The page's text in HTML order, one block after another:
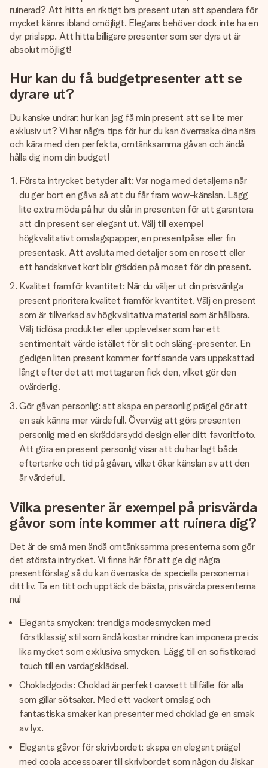
namn, ditt foto eller ett meddelande som verkligen berör
hennes hjärta. Inget krångel, bara med all kärlek för stunden.
ruinerad? Att hitta en riktigt bra present utan att spendera för
mycket känns ibland omöjligt. Elegans behöver dock inte ha en
dyr prislapp. Att hitta billigare presenter som ser dyra ut är
absolut möjligt!
Hur kan du få budgetpresenter att se
dyrare ut?
Du kanske undrar: hur kan jag få min present att se lite mer
exklusiv ut? Vi har några tips för hur du kan överraska dina nära
och kära med den perfekta, omtänksamma gåvan och ändå
hålla dig inom din budget!
Första intrycket betyder allt: Var noga med detaljerna när
du ger bort en gåva så att du får fram wow-känslan. Lägg
lite extra möda på hur du slår in presenten för att garantera
att din present ser elegant ut. Välj till exempel
högkvalitativt omslagspapper, en presentpåse eller fin
presentask. Att avsluta med detaljer som en rosett eller
ett handskrivet kort blir grädden på moset för din present.
Kvalitet framför kvantitet: När du väljer ut din prisvänliga
present prioritera kvalitet framför kvantitet. Välj en present
som är tillverkad av högkvalitativa material som är hållbara.
Välj tidlösa produkter eller upplevelser som har ett
sentimentalt värde istället för slit och släng-presenter. En
gedigen liten present kommer fortfarande vara uppskattad
långt efter det att mottagaren fick den, vilket gör den
ovärderlig.
Gör gåvan personlig: att skapa en personlig prägel gör att
en sak känns mer värdefull. Överväg att göra presenten
personlig med en skräddarsydd design eller ditt favoritfoto.
Att göra en present personlig visar att du har lagt både
eftertanke och tid på gåvan, vilket ökar känslan av att den
är värdefull.
Vilka presenter är exempel på prisvärda
gåvor som inte kommer att ruinera dig?
Det är de små men ändå omtänksamma presenterna som gör
det största intrycket. Vi finns här för att ge dig några
presentförslag så du kan överraska de speciella personerna i
ditt liv. Ta en titt och upptäck de bästa, prisvärda presenterna
nu!
Eleganta smycken: trendiga modesmycken med
förstklassig stil som ändå kostar mindre kan imponera precis
lika mycket som exklusiva smycken. Lägg till en sofistikerad
touch till en vardagsklädsel.
Chokladgodis: Choklad är perfekt oavsett tillfälle för alla
som gillar sötsaker. Med ett vackert omslag och
fantastiska smaker kan presenter med choklad ge en smak
av lyx.
Eleganta gåvor för skrivbordet: skapa en elegant prägel
med coola accessoarer till skrivbordet som någon du älskar